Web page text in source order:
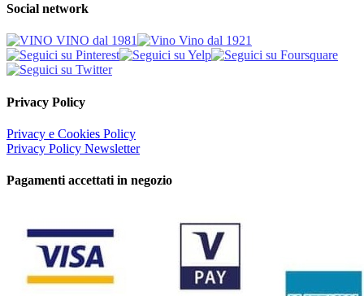
Social network
Privacy Policy
Privacy e Cookies Policy
Privacy Policy Newsletter
Pagamenti accettati in negozio